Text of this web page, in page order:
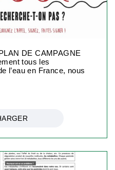
DE CAMPAGNE
tous les
l’eau en France, nous